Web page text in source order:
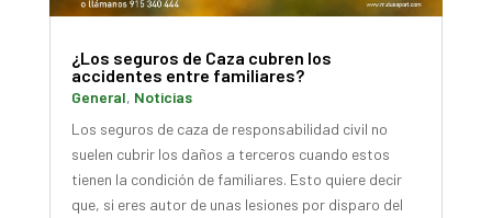
¿Los seguros de Caza cubren los
accidentes entre familiares?
General, Noticias
Los seguros de caza de responsabilidad civil no
suelen cubrir los daños a terceros cuando estos
tienen la condición de familiares. Esto quiere decir
que, si eres autor de unas lesiones por disparo del